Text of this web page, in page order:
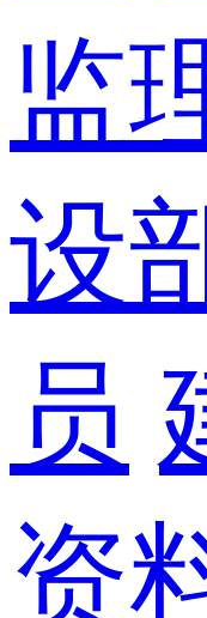
监
设
员
资